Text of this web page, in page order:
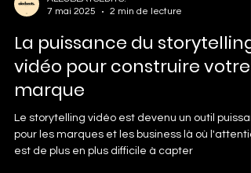
ALECBEATSEDITS.
7 mai 2025
2 min de lecture
La puissance du storytelling
vidéo pour construire votre
marque
Le storytelling vidéo est devenu un outil